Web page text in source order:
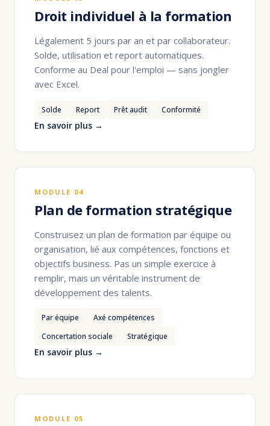
Droit individuel à la formation
Légalement 5 jours par an et par collaborateur.
Solde, utilisation et report automatiques.
Conforme au Deal pour l'emploi — sans jongler
avec Excel.
Solde Report Prêt audit Conformité
En savoir plus →
MODULE 04
Plan de formation stratégique
Construisez un plan de formation par équipe ou
organisation, lié aux compétences, fonctions et
objectifs business. Pas un simple exercice à
remplir, mais un véritable instrument de
développement des talents.
Par équipe
Axé compétences
Concertation sociale
Stratégique
En savoir plus →
MODULE 05